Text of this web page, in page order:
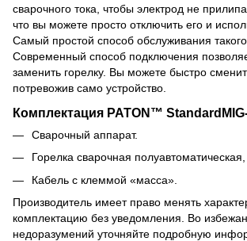
сварочного тока, чтобы электрод не
что вы можете просто отключить его и
Самый простой способ обслуживания такого
Современный способ подключения
заменить горелку. Вы можете быстро
потревожив само устройство.
Комплектация PATON™
Сварочный аппарат.
Горелка сварочная полуавтоматическая,
Кабель с клеммой «масса».
Производитель имеет право менять
комплектацию без уведомления. Во
недоразумений уточняйте подробную